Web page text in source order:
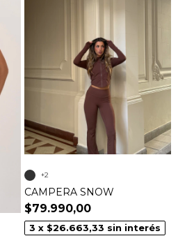
CAMPERA SNOW
$79.990,00
3 x $26.663,33 sin interés
+2